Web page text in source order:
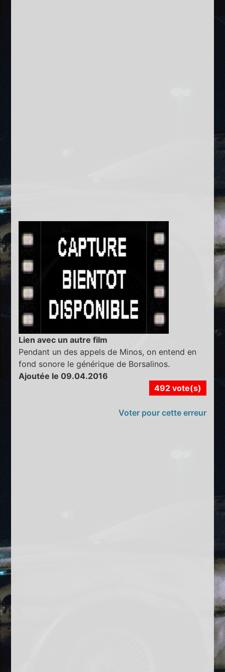
Lien avec un autre film
Pendant un des appels de Minos, on entend en
fond sonore le générique de Borsalinos.
Ajoutée le 09.04.2016
492 vote(s)
Voter pour cette erreur